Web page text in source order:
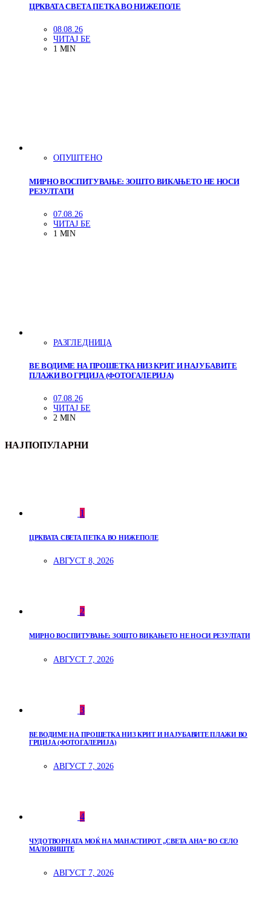
ЦРКВАТА СВЕТА ПЕТКА ВО НИЖЕПОЛЕ
08.08.26
ЧИТАЈ БЕ
1 MIN
ОПУШТЕНО
МИРНО ВОСПИТУВАЊЕ: ЗОШТО ВИКАЊЕТО НЕ НОСИ
РЕЗУЛТАТИ
07.08.26
ЧИТАЈ БЕ
1 MIN
РАЗГЛЕДНИЦА
ВЕ ВОДИМЕ НА ПРОШЕТКА НИЗ КРИТ И НАЈУБАВИТЕ
ПЛАЖИ ВО ГРЦИЈА (ФОТОГАЛЕРИЈА)
07.08.26
ЧИТАЈ БЕ
2 MIN
НАЈПОПУЛАРНИ
1
ЦРКВАТА СВЕТА ПЕТКА ВО НИЖЕПОЛЕ
АВГУСТ 8, 2026
2
МИРНО ВОСПИТУВАЊЕ: ЗОШТО ВИКАЊЕТО НЕ НОСИ РЕЗУЛТАТИ
АВГУСТ 7, 2026
3
ВЕ ВОДИМЕ НА ПРОШЕТКА НИЗ КРИТ И НАЈУБАВИТЕ ПЛАЖИ ВО
ГРЦИЈА (ФОТОГАЛЕРИЈА)
АВГУСТ 7, 2026
4
ЧУДОТВОРНАТА МОЌ НА МАНАСТИРОТ „СВЕТА АНА“ ВО СЕЛО
МАЛОВИШТЕ
АВГУСТ 7, 2026